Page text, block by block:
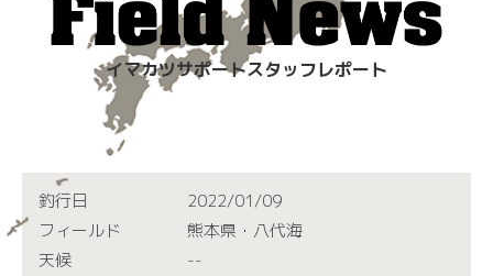
イマカツサポートスタッフレポート
釣行日
2022/01/09
フィールド
熊本県・八代海
天候
--